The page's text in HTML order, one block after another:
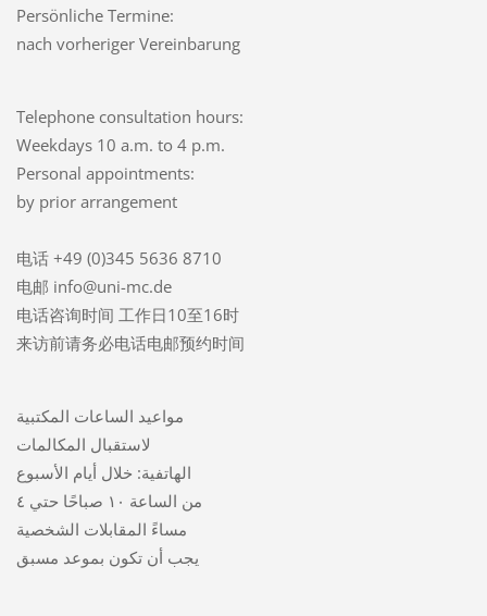
Persönliche Termine:
nach vorheriger Vereinbarung
Telephone consultation hours:
Weekdays 10 a.m. to 4 p.m.
Personal appointments:
by prior arrangement
电话 +49 (0)345 5636 8710
电邮 info@uni-mc.de
电话咨询时间 工作日10至16时
来访前请务必电话电邮预约时间
مواعيد الساعات المكتبية
لاستقبال المكالمات
الهاتفية: خلال أيام الأسبوع
من الساعة ١٠ صباحًا حتي ٤
مساءً المقابلات الشخصية
يجب أن تكون بموعد مسبق